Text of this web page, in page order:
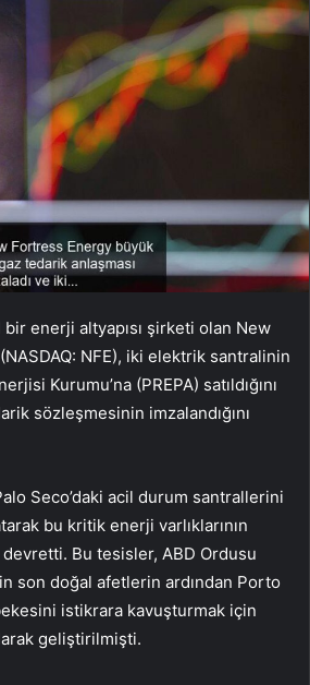
bir enerji altyapısı şirketi olan New
NFE), iki elektrik santralinin
Kurumu’na (PREPA) satıldığını
sözleşmesinin imzalandığını
Seco’daki acil durum santrallerini
bu kritik enerji varlıklarının
devretti. Bu tesisler, ABD Ordusu
son doğal afetlerin ardından Porto
istikrara kavuşturmak için
geliştirilmişti.